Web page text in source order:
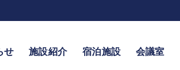
せ 施設紹介 宿泊施設 会議室